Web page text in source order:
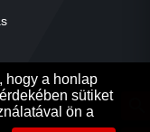
hogy a honlap
sütiket
ön a